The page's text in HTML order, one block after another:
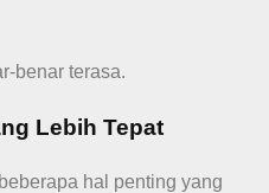
benar terasa.
Lebih Tepat
hal penting yang